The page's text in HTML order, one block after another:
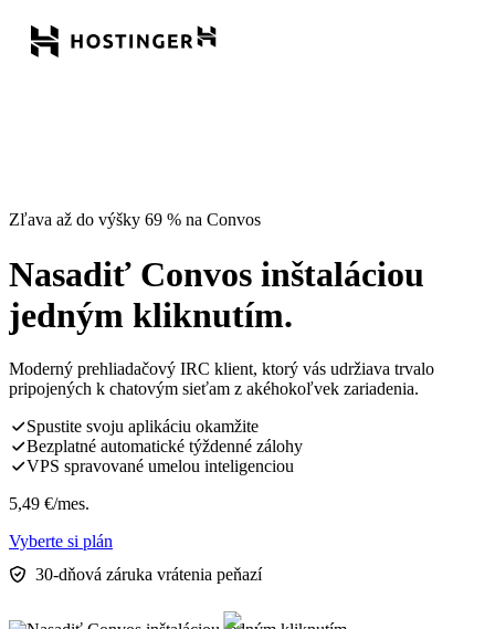
Zľava až do výšky 69 % na Convos
Nasadiť Convos inštaláciou
jedným kliknutím.
Moderný prehliadačový IRC klient, ktorý vás udržiava trvalo
pripojených k chatovým sieťam z akéhokoľvek zariadenia.
Spustite svoju aplikáciu okamžite
Bezplatné automatické týždenné zálohy
VPS spravované umelou inteligenciou
5,49 €/mes.
Vyberte si plán
30-dňová záruka vrátenia peňazí